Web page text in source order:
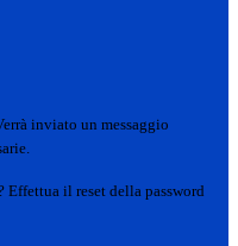
inviato un messaggio
Effettua il reset della password